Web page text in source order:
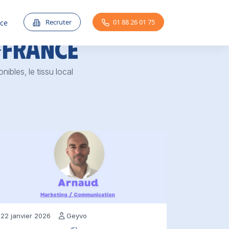
Recruter 01 88 26 01 75
le tissu local
janvier 2026 Geyvo